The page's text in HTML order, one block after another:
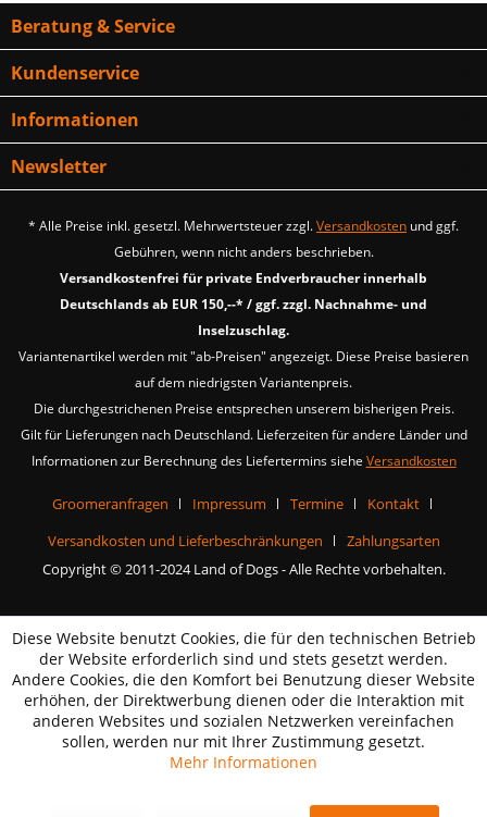
Beratung & Service
Kundenservice
Informationen
Newsletter
* Alle Preise inkl. gesetzl. Mehrwertsteuer zzgl.Versandkosten und ggf.
Gebühren, wenn nicht anders beschrieben.
Versandkostenfrei für private Endverbraucher innerhalb
Deutschlands ab EUR 150,--* / ggf. zzgl. Nachnahme- und
Inselzuschlag.
Variantenartikel werden mit "ab-Preisen" angezeigt. Diese Preise basieren
auf dem niedrigsten Variantenpreis.
Die durchgestrichenen Preise entsprechen unserem bisherigen Preis.
Gilt für Lieferungen nach Deutschland. Lieferzeiten für andere Länder und
Informationen zur Berechnung des Liefertermins siehe Versandkosten
Groomeranfragen Impressum Termine
Kontakt
Versandkosten und Lieferbeschränkungen
Zahlungsarten
Copyright © 2011-2024 Land of Dogs - Alle Rechte vorbehalten.
Diese Website benutzt Cookies, die für den technischen Betrieb
der Website erforderlich sind und stets gesetzt werden.
Andere Cookies, die den Komfort bei Benutzung dieser Website
erhöhen, der Direktwerbung dienen oder die Interaktion mit
anderen Websites und sozialen Netzwerken vereinfachen
sollen, werden nur mit Ihrer Zustimmung gesetzt.
Mehr Informationen